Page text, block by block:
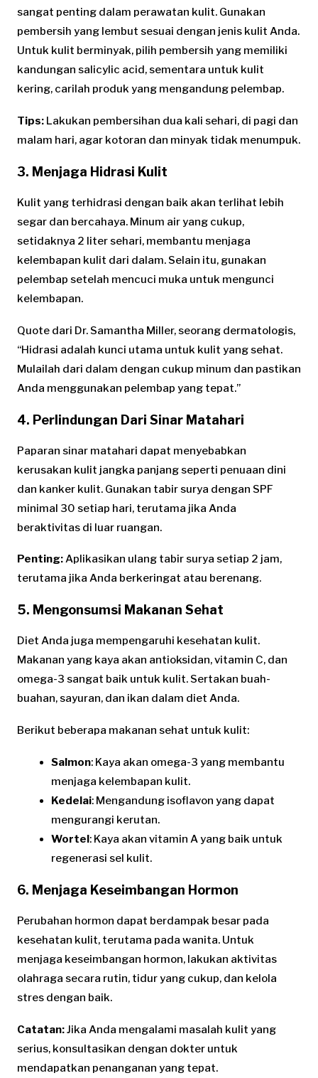
sangat penting dalam perawatan kulit. Gunakan
pembersih yang lembut sesuai dengan jenis kulit Anda.
Untuk kulit berminyak, pilih pembersih yang memiliki
kandungan salicylic acid, sementara untuk kulit
kering, carilah produk yang mengandung pelembap.
Tips: Lakukan pembersihan dua kali sehari, di pagi dan
malam hari, agar kotoran dan minyak tidak menumpuk.
3. Menjaga Hidrasi Kulit
Kulit yang terhidrasi dengan baik akan terlihat lebih
segar dan bercahaya. Minum air yang cukup,
setidaknya 2 liter sehari, membantu menjaga
kelembapan kulit dari dalam. Selain itu, gunakan
pelembap setelah mencuci muka untuk mengunci
kelembapan.
Quote dari Dr. Samantha Miller, seorang dermatologis,
“Hidrasi adalah kunci utama untuk kulit yang sehat.
Mulailah dari dalam dengan cukup minum dan pastikan
Anda menggunakan pelembap yang tepat.”
4. Perlindungan Dari Sinar Matahari
Paparan sinar matahari dapat menyebabkan
kerusakan kulit jangka panjang seperti penuaan dini
dan kanker kulit. Gunakan tabir surya dengan SPF
minimal 30 setiap hari, terutama jika Anda
beraktivitas di luar ruangan.
Penting:Aplikasikan ulang tabir surya setiap 2 jam,
terutama jika Anda berkeringat atau berenang.
5. Mengonsumsi Makanan Sehat
Diet Anda juga mempengaruhi kesehatan kulit.
Makanan yang kaya akan antioksidan, vitamin C, dan
omega-3 sangat baik untuk kulit. Sertakan buah-
buahan, sayuran, dan ikan dalam diet Anda.
Berikut beberapa makanan sehat untuk kulit:
Salmon: Kaya akan omega-3 yang membantu
menjaga kelembapan kulit.
Kedelai: Mengandung isoflavon yang dapat
mengurangi kerutan.
Wortel : Kaya akan vitamin A yang baik untuk
regenerasi sel kulit.
6. Menjaga Keseimbangan Hormon
Perubahan hormon dapat berdampak besar pada
kesehatan kulit, terutama pada wanita. Untuk
menjaga keseimbangan hormon, lakukan aktivitas
olahraga secara rutin, tidur yang cukup, dan kelola
stres dengan baik.
Catatan:Jika Anda mengalami masalah kulit yang
serius, konsultasikan dengan dokter untuk
mendapatkan penanganan yang tepat.